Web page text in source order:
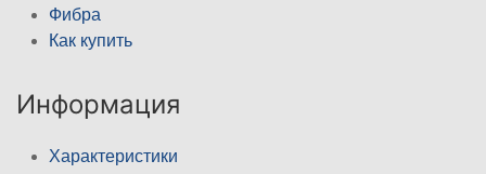
Фибра
Как купить
Информация
Характеристики